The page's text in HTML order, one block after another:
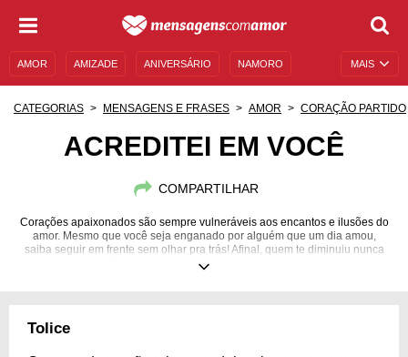
MAIS
AMOR AMIZADE ANIVERSÁRIO NAMORO
CATEGORIAS MENSAGENS E FRASES AMOR CORAÇÃO PARTIDO
ACREDITEI EM VOCÊ
COMPARTILHAR
Corações apaixonados são sempre vulneráveis aos encantos e ilusões do
amor. Mesmo que você seja enganado por alguém que um dia amou,
saiba seguir em frente sem olhar pra trás! Afinal, quem te diminuiu nunca
será um verdadeiro merecedor do seu amor.
Tolice